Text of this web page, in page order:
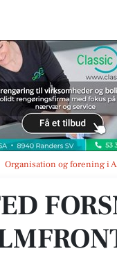
Organisation og forening i
På Filmfronten